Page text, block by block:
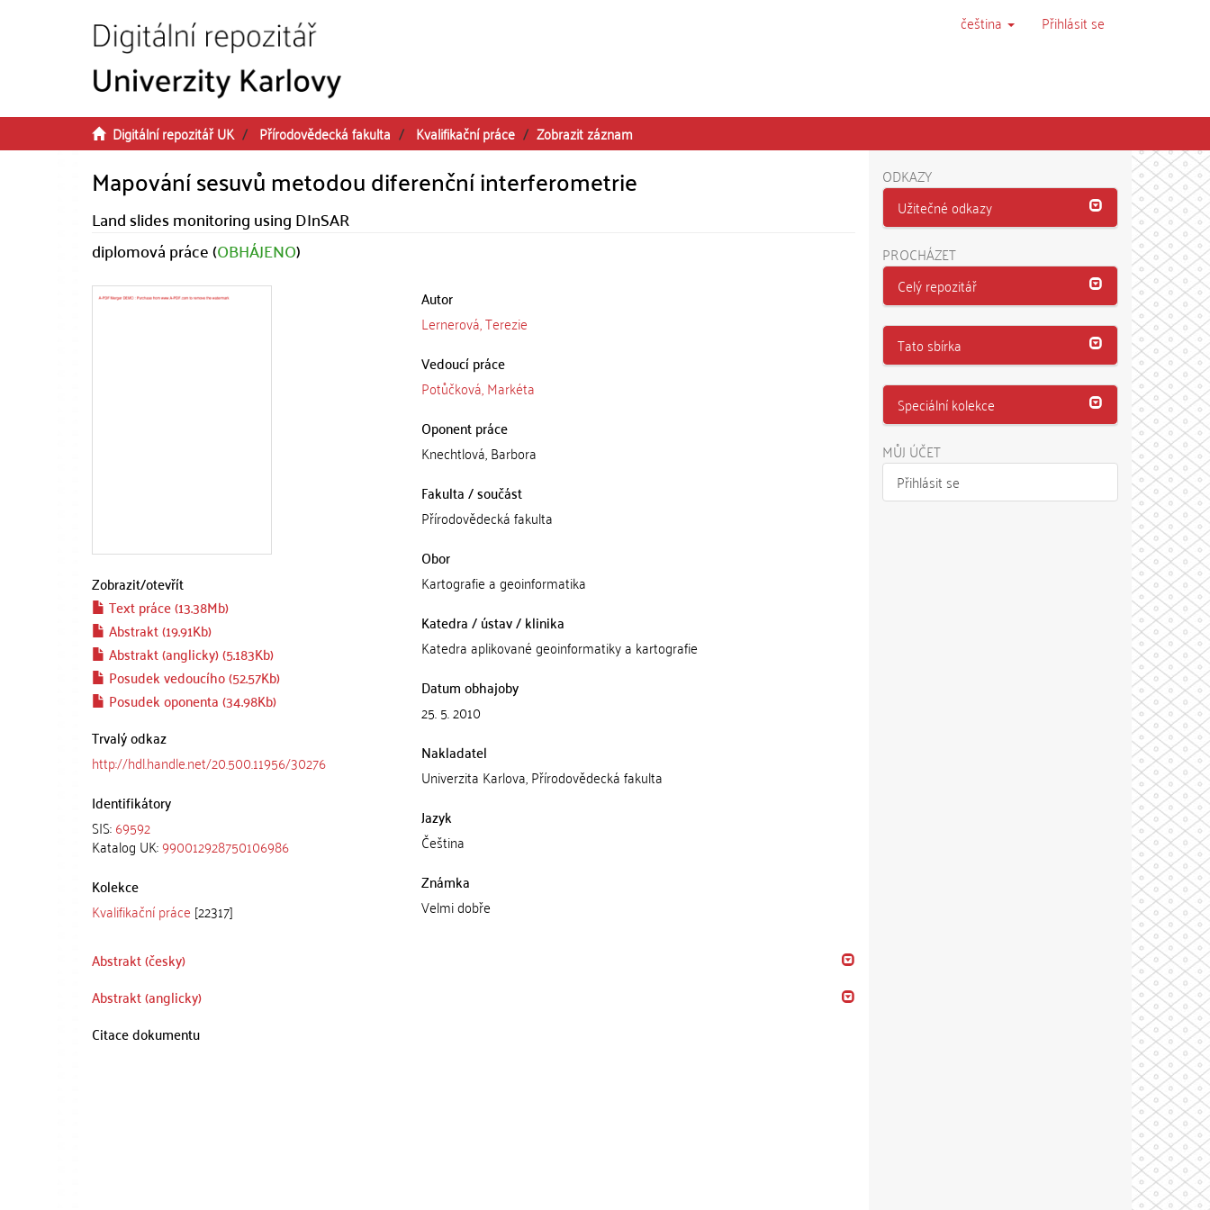
čeština Přihlásit se
Digitální repozitář UK Přírodovědecká fakulta Kvalifikační práce Zobrazit záznam
Mapování sesuvů metodou diferenční interferometrie
Land slides monitoring using DInSAR
diplomová práce (OBHÁJENO)
Zobrazit/otevřít
Text práce (13.38Mb)
Abstrakt (19.91Kb)
Abstrakt (anglicky) (5.183Kb)
Posudek vedoucího (52.57Kb)
Posudek oponenta (34.98Kb)
Trvalý odkaz
http://hdl.handle.net/20.500.11956/30276
Identifikátory
SIS:69592
Katalog UK:990012928750106986
Kolekce
Kvalifikační práce [22317]
Autor
Lernerová, Terezie
Vedoucí práce
Potůčková, Markéta
Oponent práce
Knechtlová, Barbora
Fakulta / součást
Přírodovědecká fakulta
Obor
Kartografie a geoinformatika
Katedra / ústav / klinika
Katedra aplikované geoinformatiky a kartografie
Datum obhajoby
25. 5. 2010
Nakladatel
Univerzita Karlova, Přírodovědecká fakulta
Jazyk
Čeština
Známka
Velmi dobře
Abstrakt (česky)
Abstrakt (anglicky)
Citace dokumentu
ODKAZY
Užitečné odkazy
PROCHÁZET
Celý repozitář
Tato sbírka
Speciální kolekce
MŮJ ÚČET
Přihlásit se